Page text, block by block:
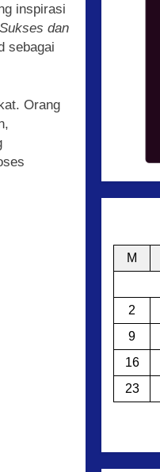
inspirasi
dan
sebagai
Orang
M
2
9
16
23